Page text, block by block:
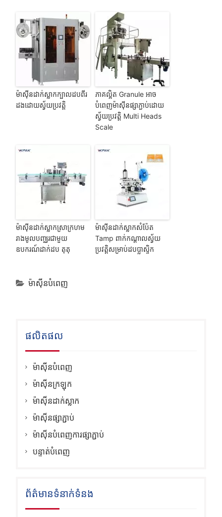
ម៉ាស៊ីនដាក់ស្លាកក្បាលដបពីរ
ដងដោយស្វ័យប្រវត្តិ
ភាគល្អិត Granule អាច
បំពេញម៉ាស៊ីនផ្សាភ្ជាប់ដោយ
ស្វ័យប្រវត្តិ Multi Heads
Scale
ម៉ាស៊ីនដាក់ស្លាកស្រាក្រហម
រាងមូលបញ្ឈរជាមួយ
ឧបករណ៍ដាក់ដប តុតុ
ម៉ាស៊ីនដាក់ស្លាកសំប៉ែត
Tamp ពាក់កណ្តាលស្វ័យ
ប្រវត្តិសម្រាប់ដបប្លាស្ទិក
ម៉ាស៊ីនបំពេញ
ផលិតផល
ម៉ាស៊ីនបំពេញ
ម៉ាស៊ីនក្រឡុក
ម៉ាស៊ីនដាក់ស្លាក
ម៉ាស៊ីនផ្សាភ្ជាប់
ម៉ាស៊ីនបំពេញការផ្សាភ្ជាប់
បន្ទាត់បំពេញ
ព័ត៌មានទំនាក់ទំនង